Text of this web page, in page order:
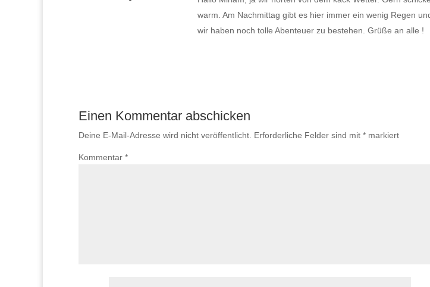
warm. Am Nachmittag gibt es hier immer ein wenig Regen
wir haben noch tolle Abenteuer zu bestehen. Grüße an alle !
Einen Kommentar abschicken
Deine E-Mail-Adresse wird nicht veröffentlicht. Erforderliche Felder sind mit * markiert
Kommentar *